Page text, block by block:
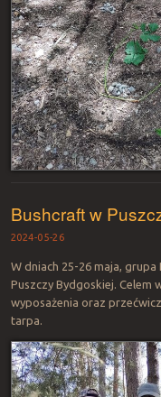
Bushcraft w
2024-05-26
W dniach 25-26 maja,
Puszczy Bydgoskiej. Celem
wyposażenia oraz
tarpa.